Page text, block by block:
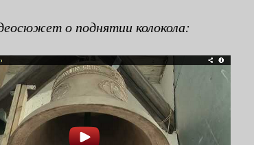
о поднятии колокола: